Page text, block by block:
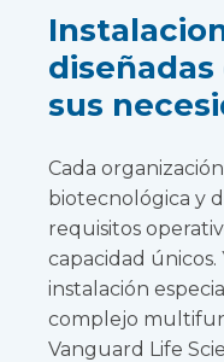
sus
Cada
biotecnológica y
requisitos
capacidad únicos.
instalación
complejo
Vanguard Life